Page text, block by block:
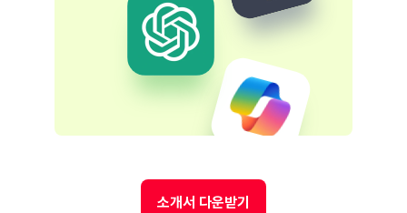
소개서 다운받기